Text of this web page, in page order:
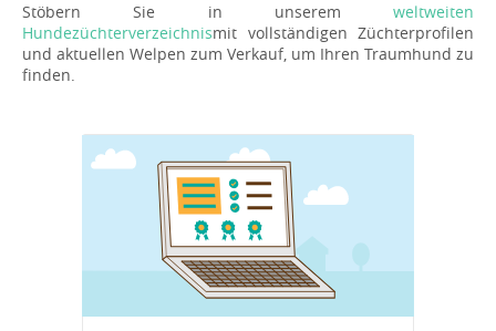
Stöbern Sie in unserem weltweiten
Hundezüchterverzeichnismit vollständigen Züchterprofilen
und aktuellen Welpen zum Verkauf, um Ihren Traumhund zu
finden.